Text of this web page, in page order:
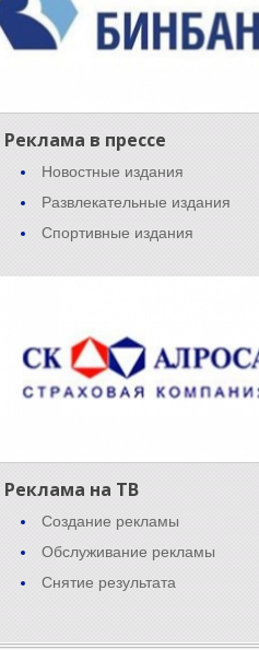
Реклама в прессе
Новостные издания
Развлекательные издания
Спортивные издания
Реклама на ТВ
Создание рекламы
Обслуживание рекламы
Снятие результата